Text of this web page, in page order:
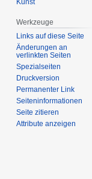
Werkzeuge
Links auf diese Seite
Änderungen an
verlinkten Seiten
Spezialseiten
Druckversion
Permanenter Link
Seiten­­informationen
Seite zitieren
Attribute anzeigen